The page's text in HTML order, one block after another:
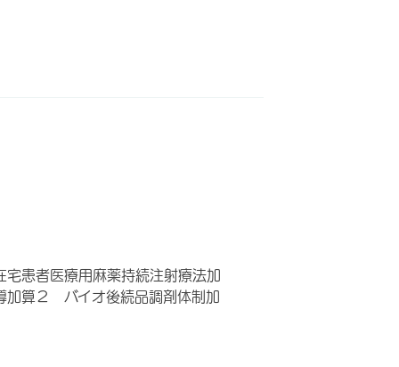
患者医療用麻薬持続注射療法加
算２ バイオ後続品調剤体制加